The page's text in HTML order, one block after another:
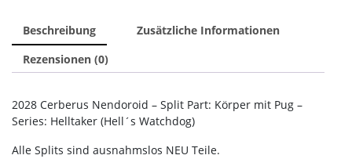
Beschreibung
Zusätzliche Informationen
Rezensionen (0)
2028 Cerberus Nendoroid – Split Part: Körper mit Pug –
Series: Helltaker (Hell´s Watchdog)
Alle Splits sind ausnahmslos NEU Teile.